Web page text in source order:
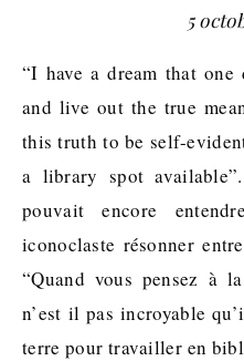
5
“I have a dream that one day our school will rise up
and live out the true
this truth to be self-
a library spot
pouvait encore
iconoclaste résonner
“Quand vous pensez à
n’est il pas incroyable
terre pour travailler en